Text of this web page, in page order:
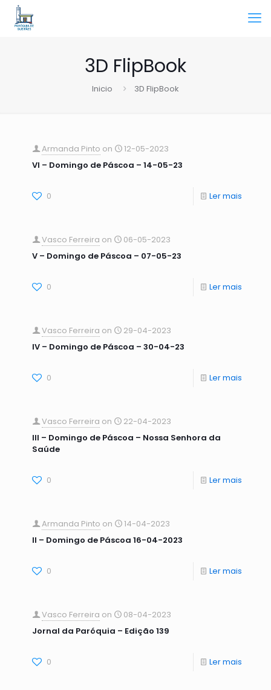
3D FlipBook
Inicio 3D FlipBook
Armanda Pinto on
12-05-2023
VI – Domingo de Páscoa – 14-05-23
0 Ler mais
Vasco Ferreira on
06-05-2023
V – Domingo de Páscoa – 07-05-23
0 Ler mais
Vasco Ferreira on
29-04-2023
IV – Domingo de Páscoa – 30-04-23
0 Ler mais
Vasco Ferreira on
22-04-2023
III – Domingo de Páscoa – Nossa Senhora da
Saúde
0 Ler mais
Armanda Pinto on
14-04-2023
II – Domingo de Páscoa 16-04-2023
0 Ler mais
Vasco Ferreira on
08-04-2023
Jornal da Paróquia – Edição 139
0 Ler mais